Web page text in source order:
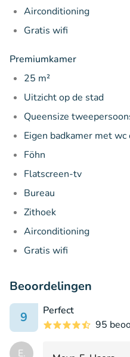
Airconditioning
Gratis wifi
Premiumkamer
25 m²
Uitzicht op de stad
Queensize
Eigen badkamer met wc
Föhn
Flatscreen-tv
Bureau
Zithoek
Airconditioning
Gratis wifi
Beoordelingen
9
Perfect
95
E.